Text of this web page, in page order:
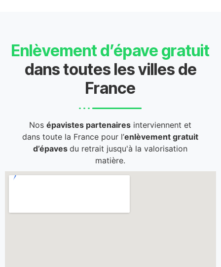
Enlèvement d’épave gratuit
dans toutes les villes de
France
Nosépavistes partenaires interviennent et
dans toute la France pour l’enlèvement gratuit
d’épavesdu retrait jusqu'à la valorisation
matière.